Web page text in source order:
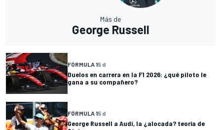
Más de
George Russell
FÓRMULA 15 d
Duelos en carrera en la F1 2026: ¿qué piloto le
gana a su compañero?
FÓRMULA 15 d
George Russell a Audi, la ¿alocada? teoría de